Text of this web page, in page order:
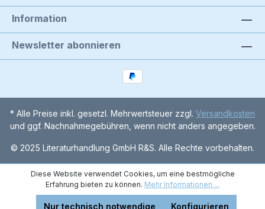
Information
Newsletter abonnieren
* Alle Preise inkl. gesetzl. Mehrwertsteuer zzgl. Versandkosten
und ggf. Nachnahmegebühren, wenn nicht anders angegeben.
© 2025 Literaturhandlung GmbH R&S. Alle Rechte vorbehalten.
Diese Website verwendet Cookies, um eine bestmögliche
Erfahrung bieten zu können. Mehr Informationen ...
Nur technisch notwendige Konfigurieren